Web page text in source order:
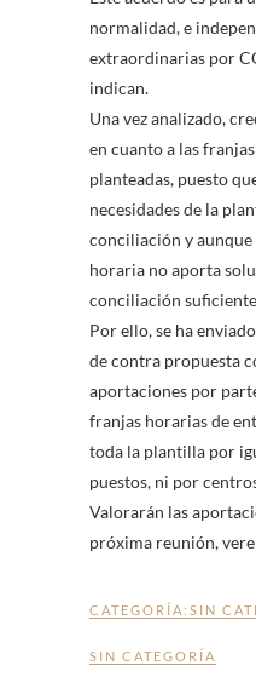
normalidad, e
extraordinarias por
indican.
Una vez analizado,
en cuanto a las
planteadas, puesto
necesidades de la
conciliación y
horaria no aporta
conciliación
Por ello, se ha
de contra propuesta
aportaciones por
franjas horarias de
toda la plantilla por
puestos, ni por
Valorarán las
próxima reunión,
CATEGORÍA: SIN
SIN CATEGORÍA